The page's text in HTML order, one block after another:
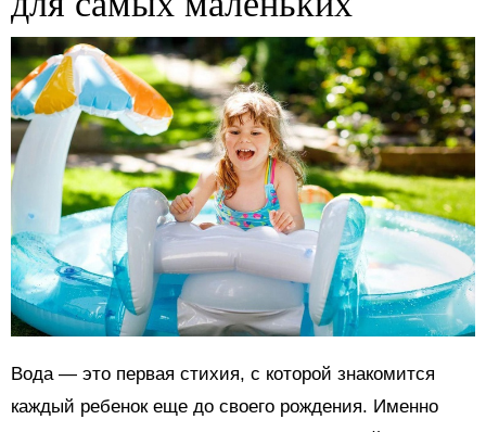
Вода — это первая стихия, с которой знакомится
каждый ребенок еще до своего рождения. Именно